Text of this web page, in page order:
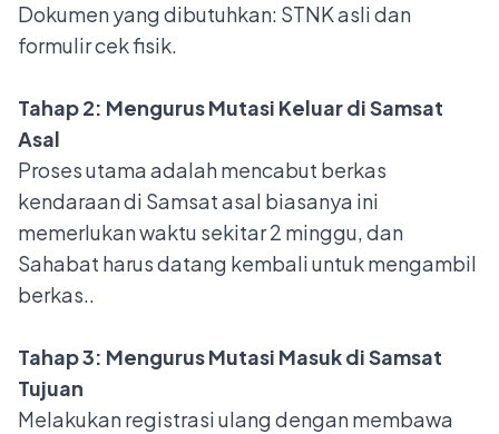
Dokumen yang dibutuhkan: STNK asli dan
formulir cek fisik.
Tahap 2: Mengurus Mutasi Keluar di Samsat
Asal
Proses utama adalah mencabut berkas
kendaraan di Samsat asal biasanya ini
memerlukan waktu sekitar 2 minggu, dan
Sahabat harus datang kembali untuk mengambil
berkas..
Tahap 3: Mengurus Mutasi Masuk di Samsat
Tujuan
Melakukan registrasi ulang dengan membawa